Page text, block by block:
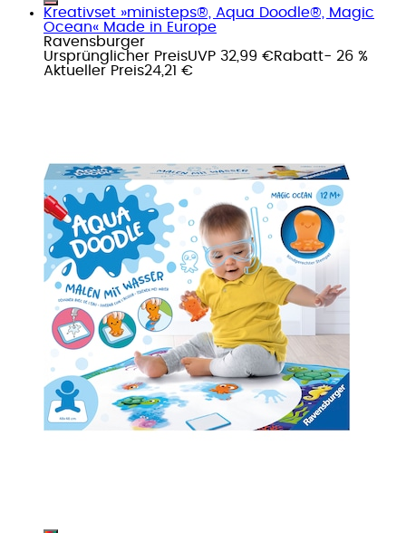
Kreativset »ministeps®, Aqua Doodle®, Magic
Ocean« Made in Europe
Ravensburger
Ursprünglicher PreisUVP 32,99 €Rabatt- 26 %
Aktueller Preis24,21 €